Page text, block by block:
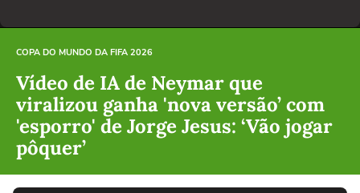
COPA DO MUNDO DA FIFA 2026
Vídeo de IA de Neymar que
viralizou ganha 'nova versão’ com
'esporro' de Jorge Jesus: ‘Vão jogar
pôquer’